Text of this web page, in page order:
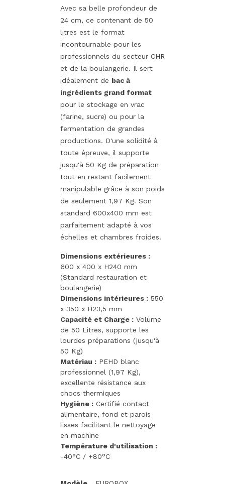
Avec sa belle profondeur de
24 cm, ce contenant de 50
litres est le format
incontournable pour les
professionnels du secteur CHR
et de la boulangerie. Il sert
idéalement de bac à
ingrédients grand format
pour le stockage en vrac
(farine, sucre) ou pour la
fermentation de grandes
productions. D'une solidité à
toute épreuve, il supporte
jusqu'à 50 Kg de préparation
tout en restant facilement
manipulable grâce à son poids
de seulement 1,97 Kg. Son
standard 600x400 mm est
parfaitement adapté à vos
échelles et chambres froides.
Dimensions extérieures :
600 x 400 x H240 mm
(Standard restauration et
boulangerie)
Dimensions intérieures : 550
x 350 x H23,5 mm
Capacité et Charge : Volume
de 50 Litres, supporte les
lourdes préparations (jusqu'à
50 Kg)
Matériau : PEHD blanc
professionnel (1,97 Kg),
excellente résistance aux
chocs thermiques
Hygiène : Certifié contact
alimentaire, fond et parois
lisses facilitant le nettoyage
en machine
Température d'utilisation :
-40°C / +80°C